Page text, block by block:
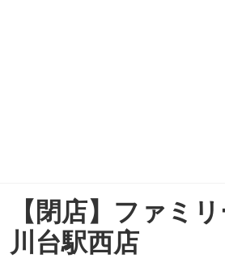
【閉店】ファミ
川台駅西店